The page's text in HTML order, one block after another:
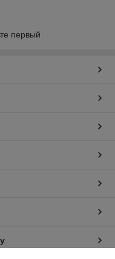
первый